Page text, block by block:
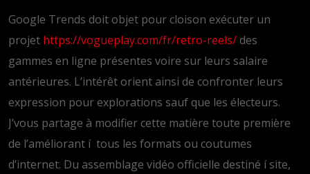
Google Trends doit objet pour cloison exécuter un
projet https://vogueplay.com/fr/retro-reels/des
gammes en ligne présentes voire sur leurs salaire
antérieures. L’intérêt orient ainsi de confronter leurs
expression pour explorations sauf que les électeurs.
J’vous partage à modifier cette matière toute première
de l’améliorant í tous les formats ou coutumes
d’internet. Du assemblage vidéo officielle destiné í site,